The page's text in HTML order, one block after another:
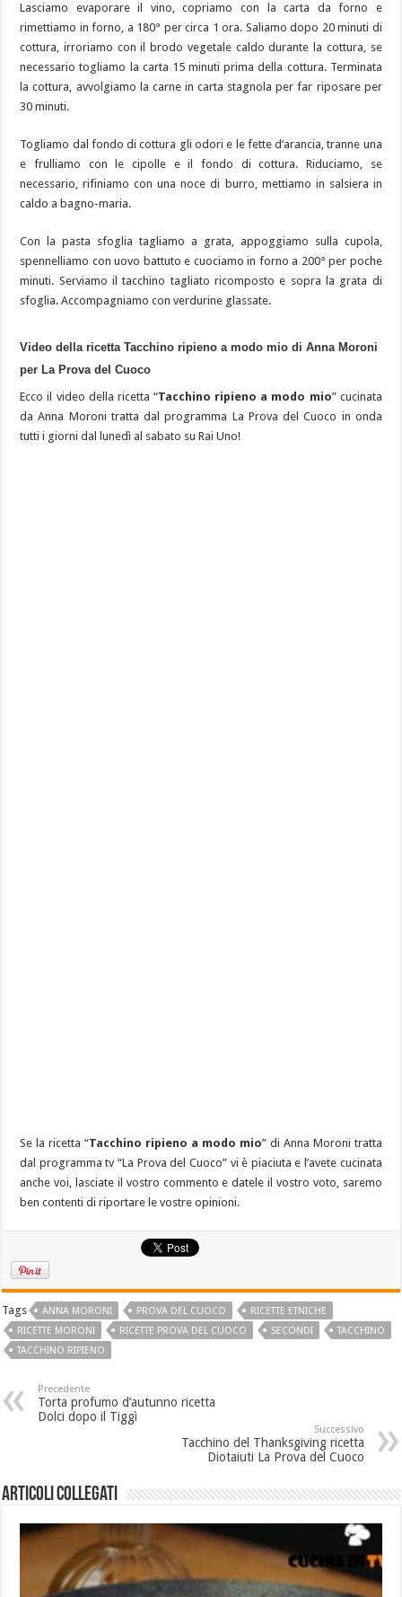
Lasciamo evaporare il vino, copriamo con la carta da forno e
rimettiamo in forno, a 180° per circa 1 ora. Saliamo dopo 20 minuti di
cottura, irroriamo con il brodo vegetale caldo durante la cottura, se
necessario togliamo la carta 15 minuti prima della cottura. Terminata
la cottura, avvolgiamo la carne in carta stagnola per far riposare per
30 minuti.
Togliamo dal fondo di cottura gli odori e le fette d’arancia, tranne una
e frulliamo con le cipolle e il fondo di cottura. Riduciamo, se
necessario, rifiniamo con una noce di burro, mettiamo in salsiera in
caldo a bagno-maria.
Con la pasta sfoglia tagliamo a grata, appoggiamo sulla cupola,
spennelliamo con uovo battuto e cuociamo in forno a 200° per poche
minuti. Serviamo il tacchino tagliato ricomposto e sopra la grata di
sfoglia. Accompagniamo con verdurine glassate.
Video della ricetta Tacchino ripieno a modo mio di Anna Moroni
per La Prova del Cuoco
Ecco il video della ricetta “Tacchino ripieno a modo mio” cucinata
da Anna Moroni tratta dal programma La Prova del Cuoco in onda
tutti i giorni dal lunedì al sabato su Rai Uno!
Se la ricetta “Tacchino ripieno a modo mio” di Anna Moroni tratta
dal programma tv “La Prova del Cuoco” vi è piaciuta e l’avete cucinata
anche voi, lasciate il vostro commento e datele il vostro voto, saremo
ben contenti di riportare le vostre opinioni.
Tags ANNA MORONI PROVA DEL CUOCO
RICETTE ETNICHE
RICETTE MORONI
RICETTE PROVA DEL CUOCO SECONDI
TACCHINO
TACCHINO RIPIENO
Precedente
Torta profumo d’autunno ricetta
Dolci dopo il Tiggì
Successivo
Tacchino del Thanksgiving ricetta
Diotaiuti La Prova del Cuoco
Articoli collegati